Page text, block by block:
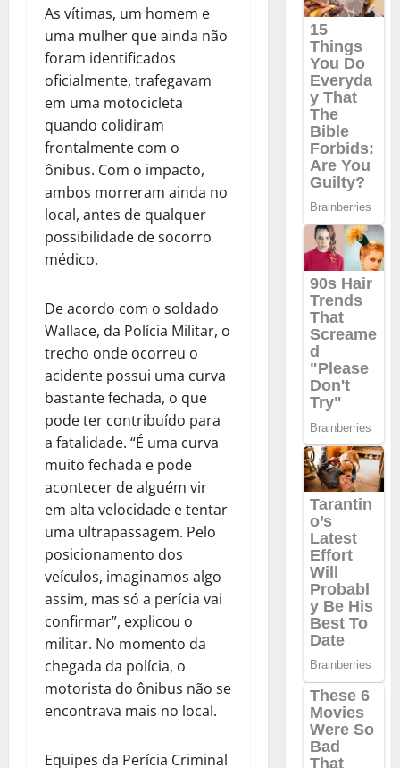
As vítimas, um homem e
uma mulher que ainda não
foram identificados
oficialmente, trafegavam
em uma motocicleta
quando colidiram
frontalmente com o
ônibus. Com o impacto,
ambos morreram ainda no
local, antes de qualquer
possibilidade de socorro
médico.
De acordo com o soldado
Wallace, da Polícia Militar, o
trecho onde ocorreu o
acidente possui uma curva
bastante fechada, o que
pode ter contribuído para
a fatalidade. “É uma curva
muito fechada e pode
acontecer de alguém vir
em alta velocidade e tentar
uma ultrapassagem. Pelo
posicionamento dos
veículos, imaginamos algo
assim, mas só a perícia vai
confirmar”, explicou o
militar. No momento da
chegada da polícia, o
motorista do ônibus não se
encontrava mais no local.
Equipes da Perícia Criminal